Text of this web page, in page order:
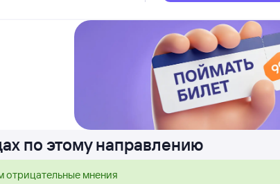
по этому направлению
отрицательные мнения